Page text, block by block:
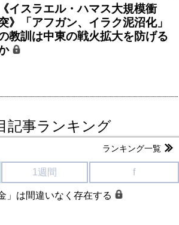
《イスラエル・ハマス大規模衝
》「アフガン、イラク泥沼化」
教訓は中東の戦火拡大を防げる
記事ランキング
ランキング一覧
1週間 f
」は間違いなく存在する